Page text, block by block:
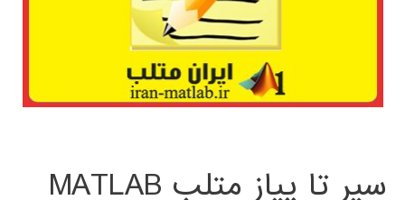
سیر تا پیاز متلب MATLAB